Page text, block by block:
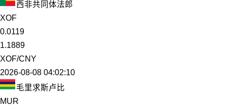
西非共同体法郎
XOF
0.0119
1.1889
XOF/CNY
2026-08-08 04:02:10
毛里求斯卢比
MUR